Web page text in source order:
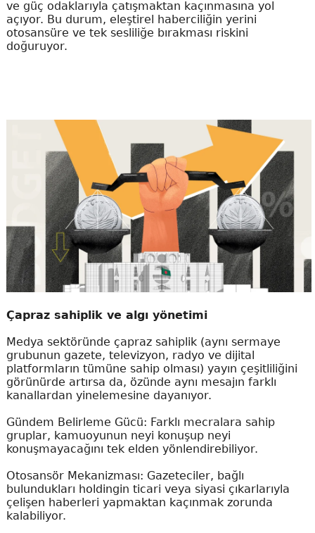
ve güç odaklarıyla çatışmaktan kaçınmasına yol
açıyor. Bu durum, eleştirel haberciliğin yerini
otosansüre ve tek sesliliğe bırakması riskini
doğuruyor.
Çapraz sahiplik ve algı yönetimi
Medya sektöründe çapraz sahiplik (aynı sermaye
grubunun gazete, televizyon, radyo ve dijital
platformların tümüne sahip olması) yayın çeşitliliğini
görünürde artırsa da, özünde aynı mesajın farklı
kanallardan yinelemesine dayanıyor.
Gündem Belirleme Gücü: Farklı mecralara sahip
gruplar, kamuoyunun neyi konuşup neyi
konuşmayacağını tek elden yönlendirebiliyor.
Otosansör Mekanizması: Gazeteciler, bağlı
bulundukları holdingin ticari veya siyasi çıkarlarıyla
çelişen haberleri yapmaktan kaçınmak zorunda
kalabiliyor.